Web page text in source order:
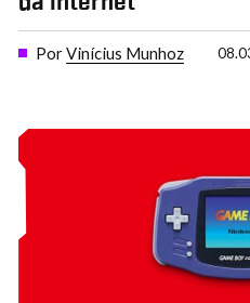
PorVinícius Munhoz